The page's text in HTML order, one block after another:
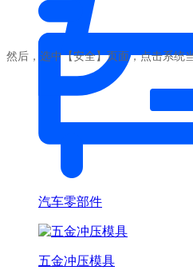
汽车零部件
五金冲压模具
然后，选中【安全】页面，点击系统